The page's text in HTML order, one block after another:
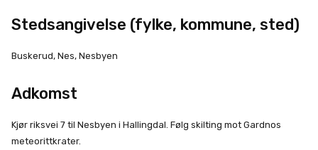
Stedsangivelse (fylke, kommune, sted)
Buskerud, Nes, Nesbyen
Adkomst
Kjør riksvei 7 til Nesbyen i Hallingdal. Følg skilting mot Gardnos
meteorittkrater.